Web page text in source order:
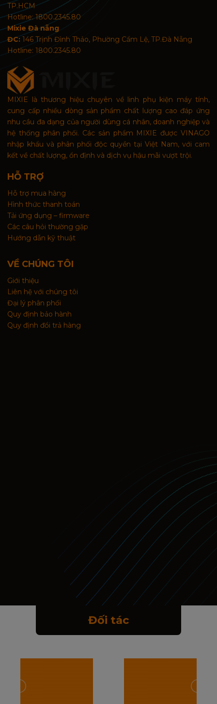
TP.HCM
Hotline: 1800.2345.80
Mixie Đà nẵng
ĐC: 146 Trịnh Đình Thảo, Phường Cẩm Lệ, TP.Đà Nẵng
Hotline: 1800.2345.80
MIXIE là thương hiệu chuyên về linh phụ kiện máy tính,
cung cấp nhiều dòng sản phẩm chất lượng cao đáp ứng
nhu cầu đa dạng của người dùng cá nhân, doanh nghiệp và
hệ thống phân phối. Các sản phẩm MIXIE được VINAGO
nhập khẩu và phân phối độc quyền tại Việt Nam, với cam
kết về chất lượng, ổn định và dịch vụ hậu mãi vượt trội.
HỖ TRỢ
Hỗ trợ mua hàng
Hình thức thanh toán
Tải ứng dụng – firmware
Các câu hỏi thường gặp
Hướng dẫn kỹ thuật
VỀ CHÚNG TÔI
Giới thiệu
Liên hệ với chúng tôi
Đại lý phân phối
Quy định bảo hành
Quy định đổi trả hàng
Đối tác